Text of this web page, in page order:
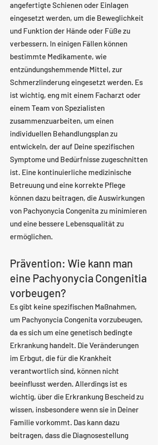
angefertigte Schienen oder Einlagen
eingesetzt werden, um die Beweglichkeit
und Funktion der Hände oder Füße zu
verbessern. In einigen Fällen können
bestimmte Medikamente, wie
entzündungshemmende Mittel, zur
Schmerzlinderung eingesetzt werden. Es
ist wichtig, eng mit einem Facharzt oder
einem Team von Spezialisten
zusammenzuarbeiten, um einen
individuellen Behandlungsplan zu
entwickeln, der auf Deine spezifischen
Symptome und Bedürfnisse zugeschnitten
ist. Eine kontinuierliche medizinische
Betreuung und eine korrekte Pflege
können dazu beitragen, die Auswirkungen
von Pachyonycia Congenita zu minimieren
und eine bessere Lebensqualität zu
ermöglichen.
Prävention: Wie kann man
eine Pachyonycia Congenitia
vorbeugen?
Es gibt keine spezifischen Maßnahmen,
um Pachyonycia Congenita vorzubeugen,
da es sich um eine genetisch bedingte
Erkrankung handelt. Die Veränderungen
im Erbgut, die für die Krankheit
verantwortlich sind, können nicht
beeinflusst werden. Allerdings ist es
wichtig, über die Erkrankung Bescheid zu
wissen, insbesondere wenn sie in Deiner
Familie vorkommt. Das kann dazu
beitragen, dass die Diagnosestellung